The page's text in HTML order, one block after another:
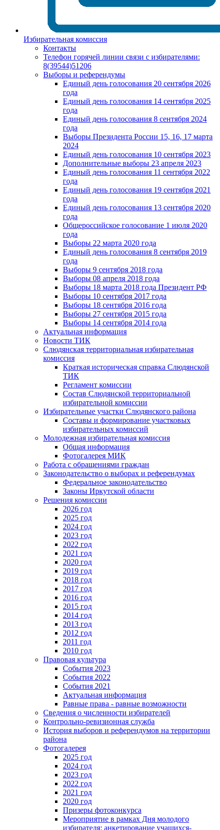
Избирательная комиссия
Контакты
Телефон горячей линии связи с избирателями:
8(39544)51206
Выборы и референдумы
Единый день голосования 20 сентября 2026
года
Единый день голосования 14 сентября 2025
года
Единый день голосования 8 сентября 2024
года
Выборы Президента России 15, 16, 17 марта
2024
Единый день голосования 10 сентября 2023
Дополнительные выборы 23 апреля 2023
Единый день голосования 11 сентября 2022
года
Единый день голосования 19 сентября 2021
года
Единый день голосования 13 сентября 2020
года
Общероссийское голосование 1 июля 2020
года
Выборы 22 марта 2020 года
Единый день голосования 8 сентября 2019
года
Выборы 9 сентября 2018 года
Выборы 08 апреля 2018 года
Выборы 18 марта 2018 года Президент РФ
Выборы 10 сентября 2017 года
Выборы 18 сентября 2016 года
Выборы 27 сентября 2015 года
Выборы 14 сентября 2014 года
Актуальная информация
Новости ТИК
Слюдянская территориальная избирательная
комиссия
Краткая историческая справка Слюдянской
ТИК
Регламент комиссии
Состав Слюдянской территориальной
избирательной комиссии
Избирательные участки Слюдянского района
Составы и формирование участковых
избирательных комиссий
Молодежная избирательная комиссия
Общая информация
Фотогалерея МИК
Работа с обращениями граждан
Законодательство о выборах и референдумах
Федеральное законодательство
Законы Иркутской области
Решения комиссии
2026 год
2025 год
2024 год
2023 год
2022 год
2021 год
2020 год
2019 год
2018 год
2017 год
2016 год
2015 год
2014 год
2013 год
2012 год
2011 год
2010 год
Правовая культура
События 2023
События 2022
События 2021
Актуальная информация
Равные права - равные возможности
Сведения о численности избирателей
Контрольно-ревизионная служба
История выборов и референдумов на территории
района
Фотогалерея
2025 год
2024 год
2023 год
2022 год
2021 год
2020 год
Призеры фотоконкурса
Мероприятие в рамках Дня молодого
избирателя: анкетирование учащихся-